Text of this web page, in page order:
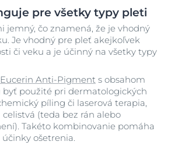
pre všetky typy pleti
jemný, čo znamená, že je vhodný
Je vhodný pre pleť akejkoľvek
či veku a je účinný na všetky typy
Eucerin Anti-Pigment s obsahom
použité pri dermatologických
píling či laserová terapia,
(teda bez rán alebo
Takéto kombinovanie pomáha
ošetrenia.